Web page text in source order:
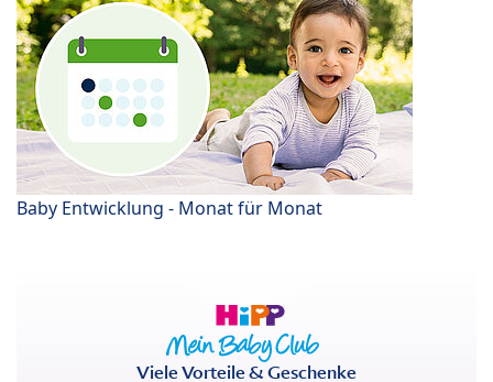
Baby Entwicklung - Monat für Monat
Viele Vorteile & Geschenke